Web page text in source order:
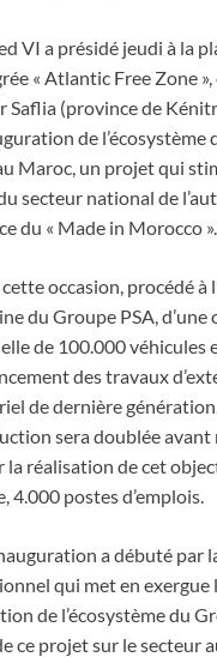
VI a présidé jeudi à la
« Atlantic Free Zone »,
Saflia (province de
de l’écosystème
Maroc, un projet qui
secteur national de
du « Made in Morocco ».
cette occasion, procédé à
du Groupe PSA, d’une
de 100.000 véhicules
des travaux
de dernière
sera doublée avant
la réalisation de cet
4.000 postes d’emplois.
a débuté par
qui met en exergue
de l’écosystème du
ce projet sur le secteur